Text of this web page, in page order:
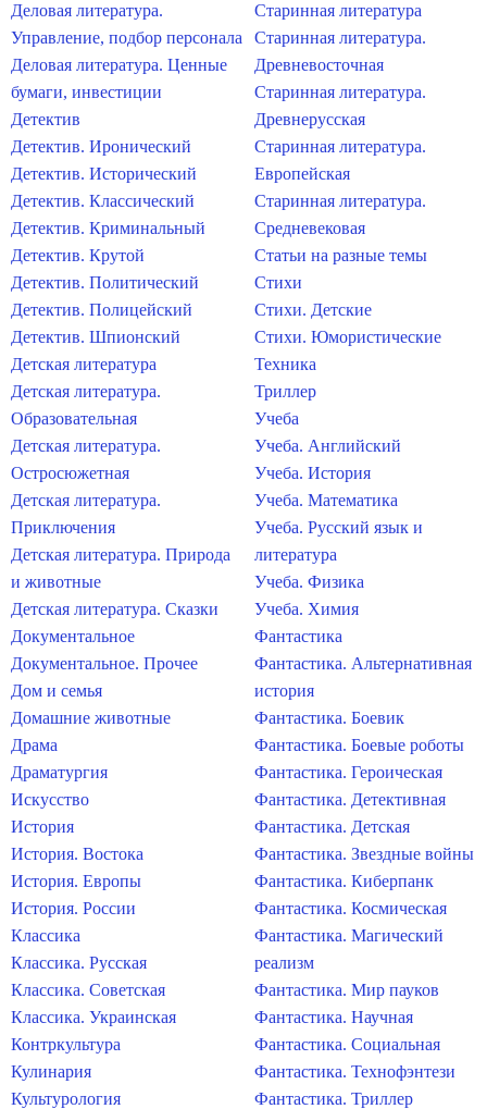
Деловая литература.
Управление, подбор персонала
Деловая литература. Ценные
бумаги, инвестиции
Детектив
Детектив. Иронический
Детектив. Исторический
Детектив. Классический
Детектив. Криминальный
Детектив. Крутой
Детектив. Политический
Детектив. Полицейский
Детектив. Шпионский
Детская литература
Детская литература.
Образовательная
Детская литература.
Остросюжетная
Детская литература.
Приключения
Детская литература. Природа
и животные
Детская литература. Сказки
Документальное
Документальное. Прочее
Дом и семья
Домашние животные
Драма
Драматургия
Искусство
История
История. Востока
История. Европы
История. России
Классика
Классика. Русская
Классика. Советская
Классика. Украинская
Контркультура
Кулинария
Культурология
Старинная литература
Старинная литература.
Древневосточная
Старинная литература.
Древнерусская
Старинная литература.
Европейская
Старинная литература.
Средневековая
Статьи на разные темы
Стихи
Стихи. Детские
Стихи. Юмористические
Техника
Триллер
Учеба
Учеба. Английский
Учеба. История
Учеба. Математика
Учеба. Русский язык и
литература
Учеба. Физика
Учеба. Химия
Фантастика
Фантастика. Альтернативная
история
Фантастика. Боевик
Фантастика. Боевые роботы
Фантастика. Героическая
Фантастика. Детективная
Фантастика. Детская
Фантастика. Звездные войны
Фантастика. Киберпанк
Фантастика. Космическая
Фантастика. Магический
реализм
Фантастика. Мир пауков
Фантастика. Научная
Фантастика. Социальная
Фантастика. Технофэнтези
Фантастика. Триллер